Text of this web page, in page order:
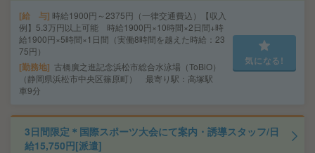
給 与 時給1900円～2375円（一律交通費込）【収入
例】5.3万円以上可能 時給1900円×10時間×2日間+時
給1900円×5時間×1日間（実働8時間を越えた時給：23
75円）
勤務地
古橋廣之進記念浜松市総合水泳場（ToBiO）
（静岡県浜松市中央区篠原町） 最寄り駅：高塚駅
車9分
気になる!
3日間限定＊国際スポーツ大会にて案内・誘導スタッフ/日
給15,750円[派遣]